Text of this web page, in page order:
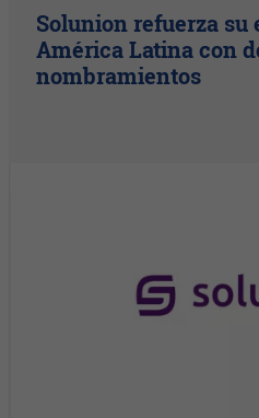
Solunion refuerza
América Latina con
nombramientos